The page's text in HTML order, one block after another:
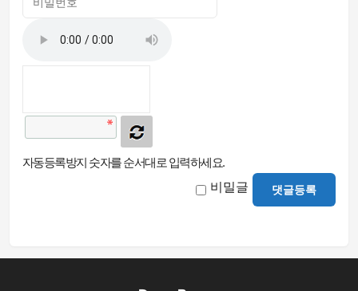
자동등록방지 숫자를 순서대로 입력하세요.
비밀글 댓글등록